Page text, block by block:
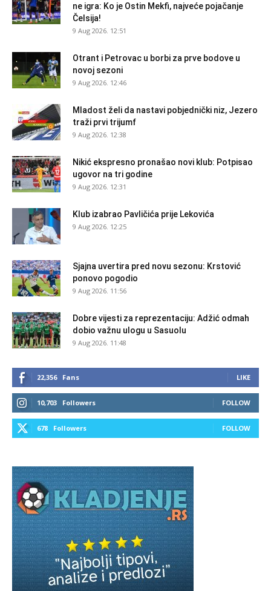
ne igra: Ko je Ostin Mekfi, najveće pojačanje
Čelsija!
9 Aug 2026. 12:51
Otrant i Petrovac u borbi za prve bodove u
novoj sezoni
9 Aug 2026. 12:46
Mladost želi da nastavi pobjednički niz, Jezero
traži prvi trijumf
9 Aug 2026. 12:38
Nikić ekspresno pronašao novi klub: Potpisao
ugovor na tri godine
9 Aug 2026. 12:31
Klub izabrao Pavličića prije Lekovića
9 Aug 2026. 12:25
Sjajna uvertira pred novu sezonu: Krstović
ponovo pogodio
9 Aug 2026. 11:56
Dobre vijesti za reprezentaciju: Adžić odmah
dobio važnu ulogu u Sasuolu
9 Aug 2026. 11:48
22,356 Fans LIKE
10,703 Followers FOLLOW
678 Followers FOLLOW